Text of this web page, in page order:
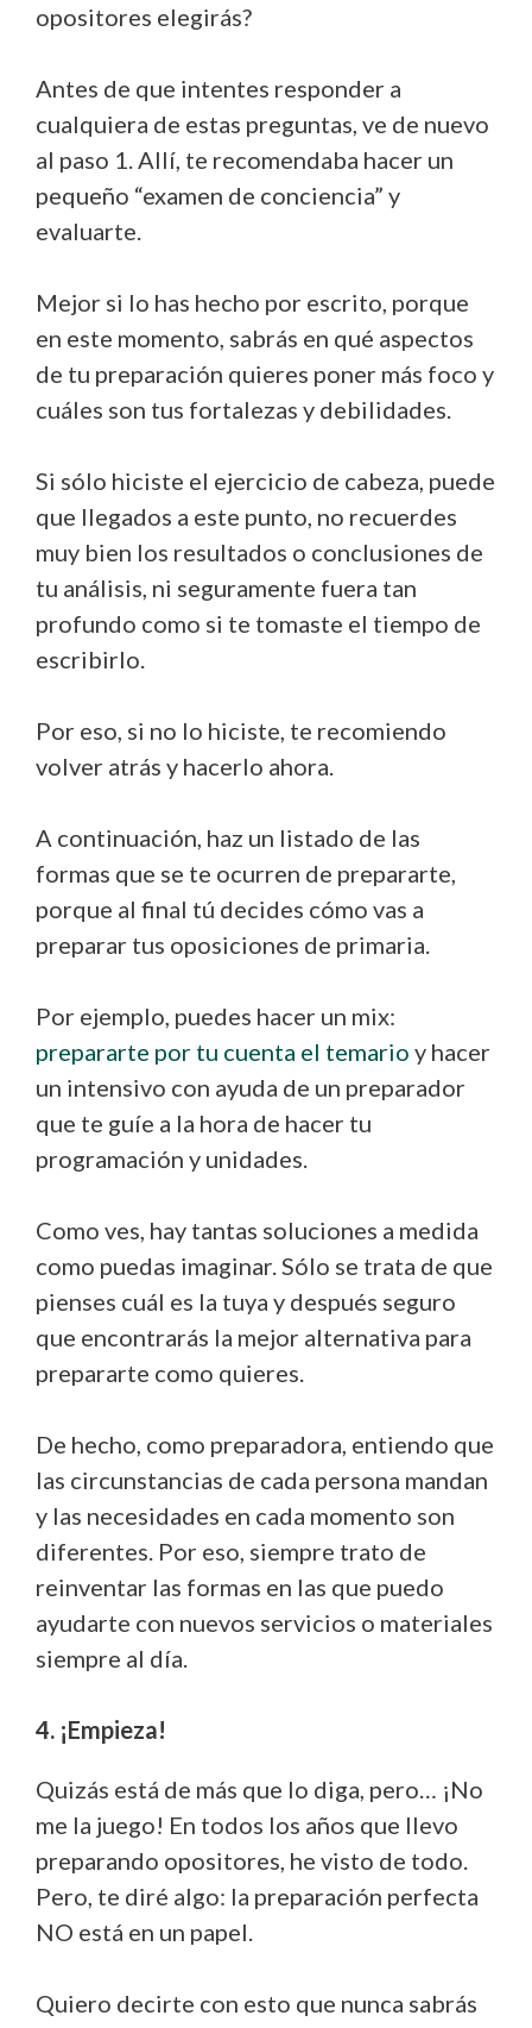
opositores elegirás?
Antes de que intentes responder a
cualquiera de estas preguntas, ve de nuevo
al paso 1. Allí, te recomendaba hacer un
pequeño “examen de conciencia” y
evaluarte.
Mejor si lo has hecho por escrito, porque
en este momento, sabrás en qué aspectos
de tu preparación quieres poner más foco y
cuáles son tus fortalezas y debilidades.
Si sólo hiciste el ejercicio de cabeza, puede
que llegados a este punto, no recuerdes
muy bien los resultados o conclusiones de
tu análisis, ni seguramente fuera tan
profundo como si te tomaste el tiempo de
escribirlo.
Por eso, si no lo hiciste, te recomiendo
volver atrás y hacerlo ahora.
A continuación, haz un listado de las
formas que se te ocurren de prepararte,
porque al final tú decides cómo vas a
preparar tus oposiciones de primaria.
Por ejemplo, puedes hacer un mix:
prepararte por tu cuenta el temario y hacer
un intensivo con ayuda de un preparador
que te guíe a la hora de hacer tu
programación y unidades.
Como ves, hay tantas soluciones a medida
como puedas imaginar. Sólo se trata de que
pienses cuál es la tuya y después seguro
que encontrarás la mejor alternativa para
prepararte como quieres.
De hecho, como preparadora, entiendo que
las circunstancias de cada persona mandan
y las necesidades en cada momento son
diferentes. Por eso, siempre trato de
reinventar las formas en las que puedo
ayudarte con nuevos servicios o materiales
siempre al día.
4. ¡Empieza!
Quizás está de más que lo diga, pero… ¡No
me la juego! En todos los años que llevo
preparando opositores, he visto de todo.
Pero, te diré algo: la preparación perfecta
NO está en un papel.
Quiero decirte con esto que nunca sabrás